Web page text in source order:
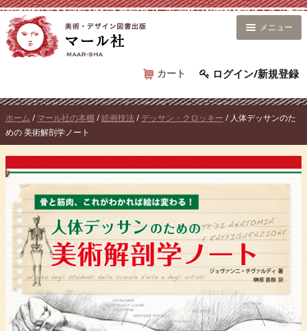
コ
ン
テ
ス
キ
ッ
プ
カート ログイン/新規登録
メニュー
ホーム / マール社の本棚 /絵画技法 / デッサン・クロッキー / 人体デッサンのた
めの 美術解剖学ノート